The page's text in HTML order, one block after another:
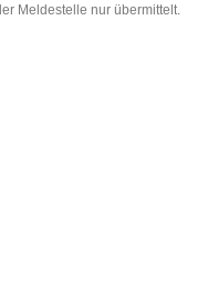
Meldestelle nur übermittelt.